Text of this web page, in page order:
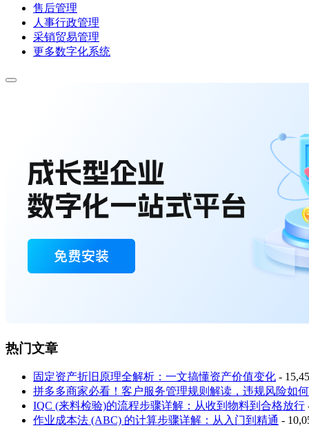
售后管理
人事行政管理
采销贸易管理
更多数字化系统
热门文章
固定资产折旧原理全解析：一文搞懂资产价值变化 -
拼多多商家必看！客户服务管理规则解读，违规风险如
IQC (来料检验)的流程步骤详解：从收到物料到合格放行
作业成本法 (ABC) 的计算步骤详解：从入门到精通 -